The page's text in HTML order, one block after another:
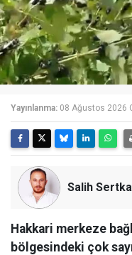
Yayınlanma: 08 Ağustos 2026
Salih
Hakkari merkeze
bölgesindeki çok